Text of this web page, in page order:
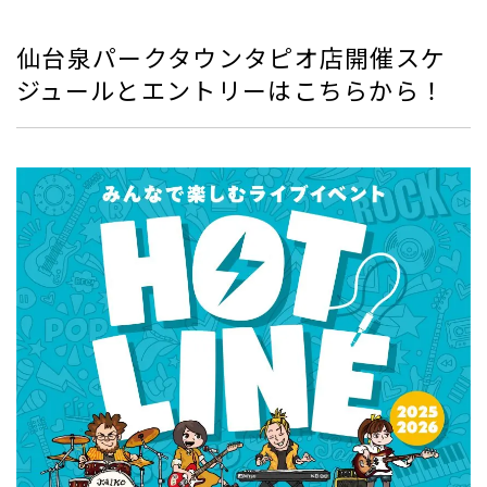
仙台泉パークタウンタピオ店開催スケ
ジュールとエントリーはこちらから！